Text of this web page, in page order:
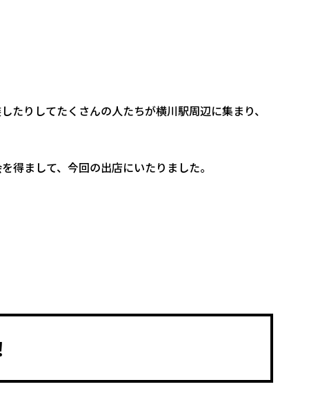
りしてたくさんの人たちが横川駅周辺に集まり、
得まして、今回の出店にいたりました。